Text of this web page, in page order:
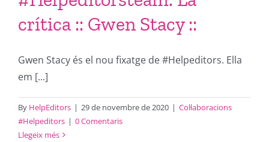
crítica :: Gwen Stacy ::
Gwen Stacy és el nou fixatge de #Helpeditors. Ella
em [...]
By HelpEditors | 29 de novembre de 2020 | Col·laboracions
#Helpeditors | 0 Comentaris
Llegeix més